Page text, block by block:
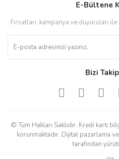
E-Bültene
Fırsatları, kampanya ve duyuruları
Bizi
© Tüm Hakları Saklıdır. Kredi kartı
korunmaktadır. Dijital pazarlama ve
tarafından